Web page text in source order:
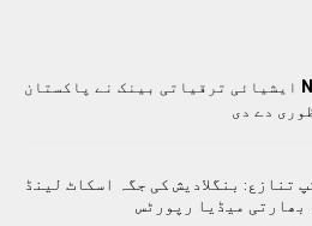
ایشیائی ترقیاتی بینک نے پاکستان
کپ تنازع: بنگلادیش کی جگہ اسکاٹ لینڈ
بھارتی میڈیا رپورٹس